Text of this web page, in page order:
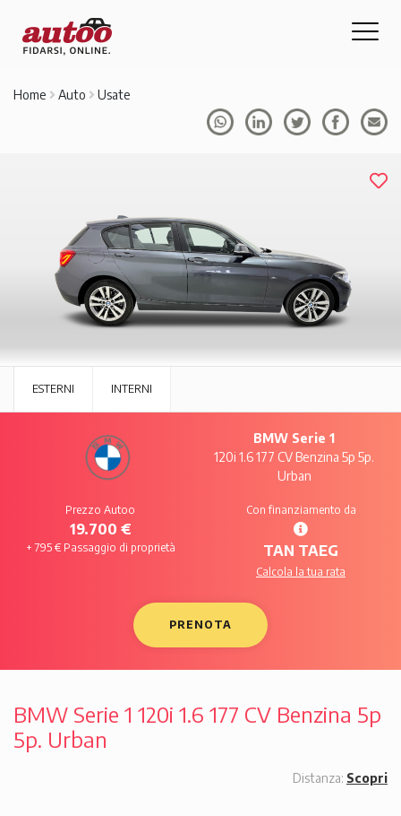
Home Auto Usate
ESTERNI INTERNI
BMW Serie 1
120i 1.6 177 CV Benzina 5p 5p.
Urban
Prezzo Autoo
19.700 €
+ 795 € Passaggio di proprietà
Con finanziamento da
TAN TAEG
Calcola la tua rata
PRENOTA
BMW Serie 1 120i 1.6 177 CV Benzina 5p
5p. Urban
Distanza: Scopri